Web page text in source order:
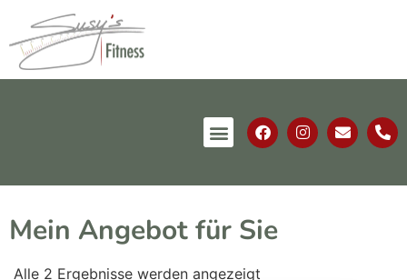
Mein Angebot für Sie
Alle 2 Ergebnisse werden angezeigt